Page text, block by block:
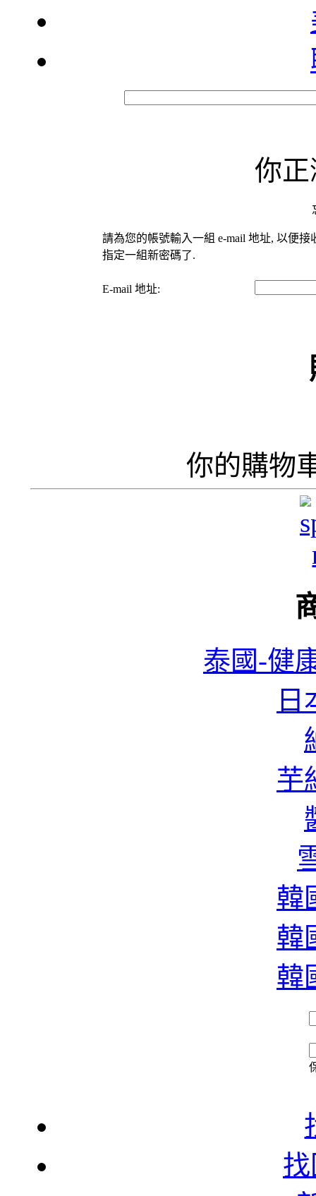
你
請為您的帳號輸入一組 e-mail 地址, 以便
指定一組新密碼了.
E-mail 地址:
你的購物
泰國-健
日
芋
韓
韓
韓